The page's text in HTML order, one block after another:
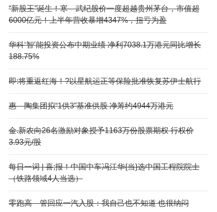
“新股王”诞生！寒—武纪股价一度超越贵州茅台，市值超
6000亿元！上半年营收暴增4347%，扭亏为盈
华科‘智’能投资公布中期业绩 净利7038.1万港元同比增长
188.75%
即:将重返红海！?以星航运正等保险批准恢复苏伊士航行
惠—陶集团拟“1供3”基准供股 净筹约4944万港元
金.新农向26名激励对象授予1163万份股票期权 行权价
3.93元/股
每日一词 | 喜;报！中国中车冯江华{当}选中国工程院院士
（铁路领域4人当选）
零跑高—管回应一汽入股：我自己也不知道 也很纳闷